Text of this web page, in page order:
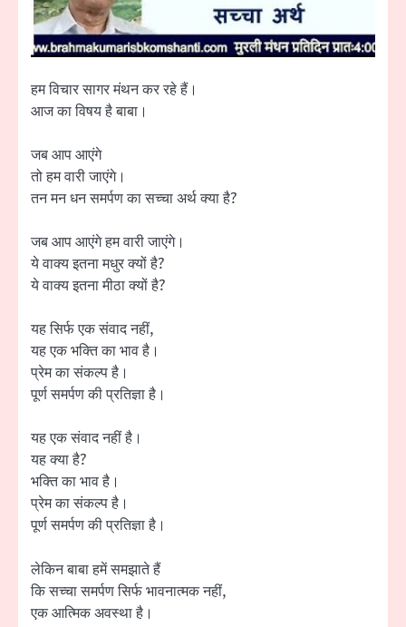
हम विचार सागर मंथन कर रहे हैं।
आज का विषय है बाबा।
जब आप आएंगे
तो हम वारी जाएंगे।
तन मन धन समर्पण का सच्चा अर्थ क्या है?
जब आप आएंगे हम वारी जाएंगे।
ये वाक्य इतना मधुर क्यों है?
ये वाक्य इतना मीठा क्यों है?
यह सिर्फ एक संवाद नहीं,
यह एक भक्ति का भाव है।
प्रेम का संकल्प है।
पूर्ण समर्पण की प्रतिज्ञा है।
यह एक संवाद नहीं है।
यह क्या है?
भक्ति का भाव है।
प्रेम का संकल्प है।
पूर्ण समर्पण की प्रतिज्ञा है।
लेकिन बाबा हमें समझाते हैं
कि सच्चा समर्पण सिर्फ भावनात्मक नहीं,
एक आत्मिक अवस्था है।